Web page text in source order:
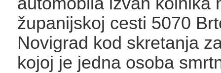
županijskoj cesti 5070
Novigrad kod skretanja
kojoj je jedna osoba